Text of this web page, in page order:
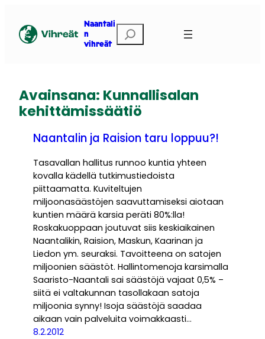
sisältöön
Naantali
n
vihreät
Etsi
Avainsana: Kunnallisalan
kehittämissäätiö
Naantalin ja Raision taru loppuu?!
Tasavallan hallitus runnoo kuntia yhteen
kovalla kädellä tutkimustiedoista
piittaamatta. Kuviteltujen
miljoonasäästöjen saavuttamiseksi aiotaan
kuntien määrä karsia peräti 80%:lla!
Roskakuoppaan joutuvat siis keskiaikainen
Naantalikin, Raision, Maskun, Kaarinan ja
Liedon ym. seuraksi. Tavoitteena on satojen
miljoonien säästöt. Hallintomenoja karsimalla
Saaristo-Naantali sai säästöjä vajaat 0,5% –
siitä ei valtakunnan tasollakaan satoja
miljoonia synny! Isoja säästöjä saadaa
aikaan vain palveluita voimakkaasti…
8.2.2012